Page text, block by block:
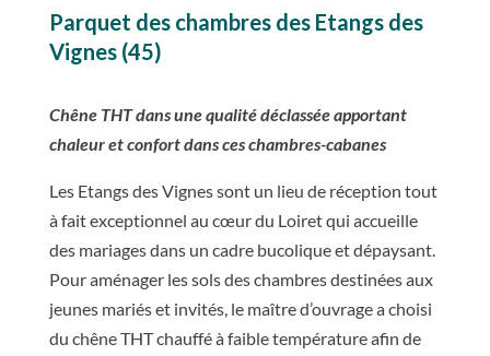
Parquet des chambres des Etangs des
Vignes (45)
Chêne THT dans une qualité déclassée apportant
chaleur et confort dans ces chambres-cabanes
Les Etangs des Vignes sont un lieu de réception tout
à fait exceptionnel au cœur du Loiret qui accueille
des mariages dans un cadre bucolique et dépaysant.
Pour aménager les sols des chambres destinées aux
jeunes mariés et invités, le maître d’ouvrage a choisi
du chêne THT chauffé à faible température afin de